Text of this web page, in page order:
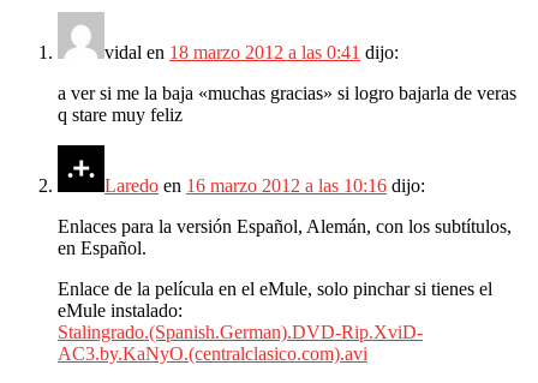
vidal en 18 marzo 2012 a las 0:41 dijo:
a ver si me la baja «muchas gracias» si logro bajarla de veras
q stare muy feliz
Laredo en 16 marzo 2012 a las 10:16 dijo:
Enlaces para la versión Español, Alemán, con los subtítulos,
en Español.
Enlace de la película en el eMule, solo pinchar si tienes el
eMule instalado:
Stalingrado.(Spanish.German).DVD-Rip.XviD-
AC3.by.KaNyO.(centralclasico.com).avi